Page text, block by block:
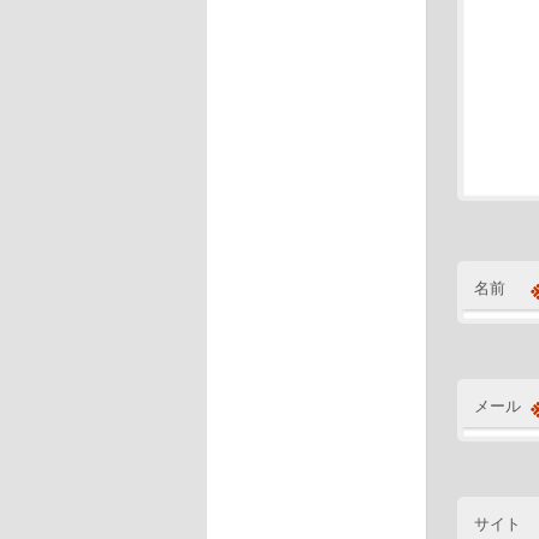
名前
メール
サイト